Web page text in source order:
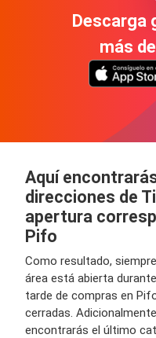
Descarga
más
Aquí
direcciones de
apertura
Pifo
Como resultado,
área está abierta
tarde de compras en
cerradas.
encontrarás el último